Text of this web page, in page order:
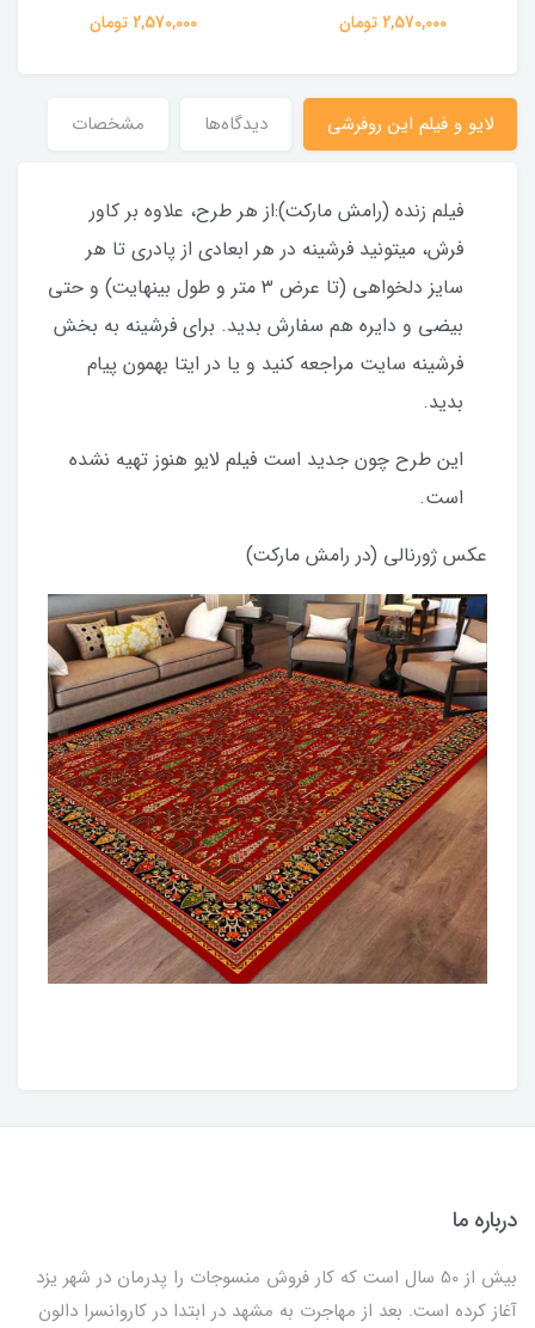
2,570,000 تومان 2,570,000 تومان
لایو و فیلم این روفرشی دیدگاه‌ها مشخصات
فیلم زنده (رامش مارکت):از هر طرح، علاوه بر کاور
فرش، میتونید فرشینه در هر ابعادی از پادری تا هر
سایز دلخواهی (تا عرض ۳ متر و طول بینهایت) و حتی
بیضی و دایره هم سفارش بدید. برای فرشینه به بخش
فرشینه سایت مراجعه کنید و یا در ایتا بهمون پیام
بدید.
این طرح چون جدید است فیلم لایو هنوز تهیه نشده
است.
عکس ژورنالی (در رامش مارکت)
درباره ما
بیش از 50 سال است که کار فروش منسوجات را پدرمان در شهر یزد
آغاز کرده است. بعد از مهاجرت به مشهد در ابتدا در کاروانسرا دالون